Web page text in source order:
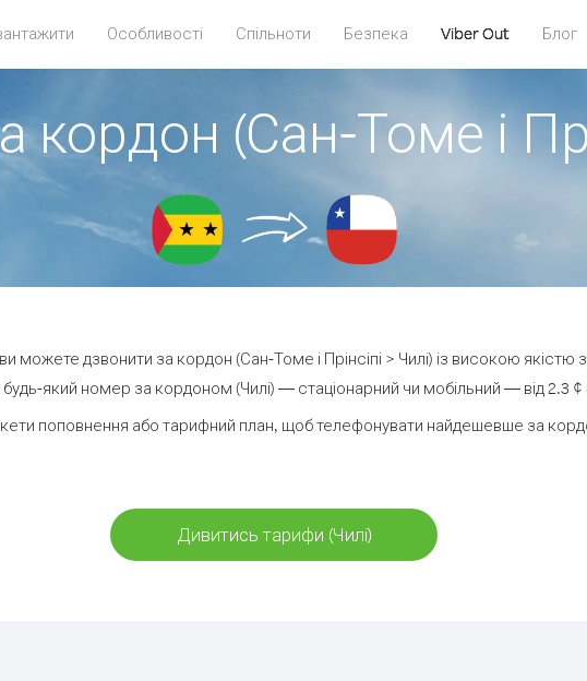
Особливості Спільноти Безпека Viber Out Блог
кордон (Сан-Томе і
можете дзвонити за кордон (Сан-Томе і Прінсіпі > Чилі) із високою якістю
який номер за кордоном (Чилі) — стаціонарний чи мобільний — від 2.3 ¢
поповнення або тарифний план, щоб телефонувати найдешевше за
Дивитись тарифи (Чилі)